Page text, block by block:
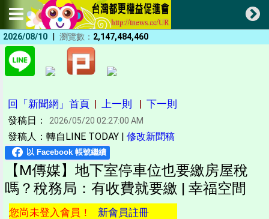
2026/08/10 | 瀏覽數： 2,147,484,460
回「新聞網」首頁 | 上一則 | 下一則
發稿日： 2026/05/20 02:27:00 AM
發稿人：轉自LINE TODAY | 修改新聞稿
【M傳媒】地下室停車位也要繳房屋稅
嗎？稅務局：有收費就要繳 | 幸福空間
您尚未登入會員！ 新會員註冊